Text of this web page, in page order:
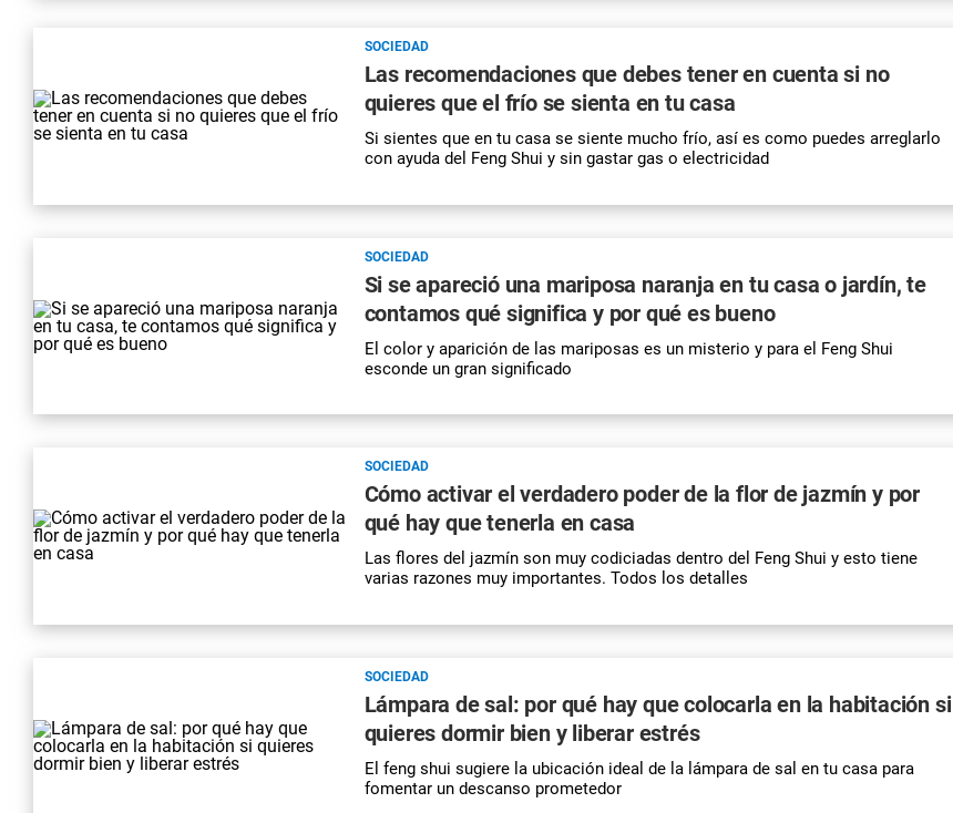
SOCIEDAD
Las recomendaciones que debes tener en cuenta si no
quieres que el frío se sienta en tu casa
Si sientes que en tu casa se siente mucho frío, así es como puedes arreglarlo
con ayuda del Feng Shui y sin gastar gas o electricidad
SOCIEDAD
Si se apareció una mariposa naranja en tu casa o jardín, te
contamos qué significa y por qué es bueno
El color y aparición de las mariposas es un misterio y para el Feng Shui
esconde un gran significado
SOCIEDAD
Cómo activar el verdadero poder de la flor de jazmín y por
qué hay que tenerla en casa
Las flores del jazmín son muy codiciadas dentro del Feng Shui y esto tiene
varias razones muy importantes. Todos los detalles
SOCIEDAD
Lámpara de sal: por qué hay que colocarla en la habitación si
quieres dormir bien y liberar estrés
El feng shui sugiere la ubicación ideal de la lámpara de sal en tu casa para
fomentar un descanso prometedor